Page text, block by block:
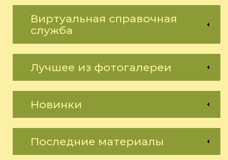
Виртуальная справочная
служба
Лучшее из фотогалереи
Новинки
Последние материалы